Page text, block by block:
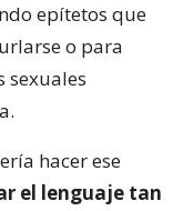
epítetos que
o para
sexuales
hacer ese
el lenguaje tan